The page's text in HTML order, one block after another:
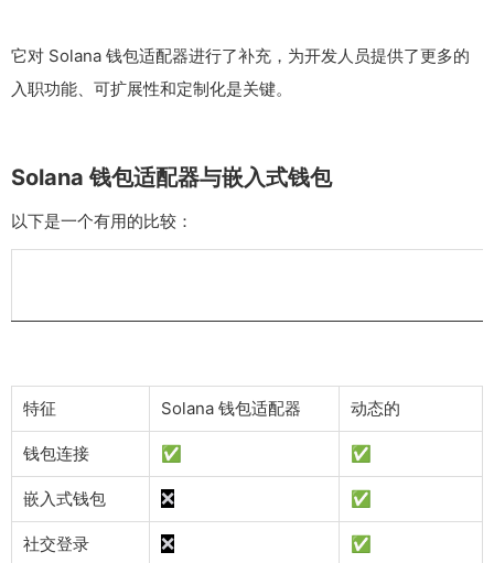
它对 Solana 钱包适配器进行了补充，为开发人员提供了更多的
入职功能、可扩展性和定制化是关键。
Solana 钱包适配器与嵌入式钱包
以下是一个有用的比较：
特征 Solana 钱包适配器 动态的
钱包连接 ✅ ✅
嵌入式钱包 ❌ ✅
社交登录 ❌ ✅